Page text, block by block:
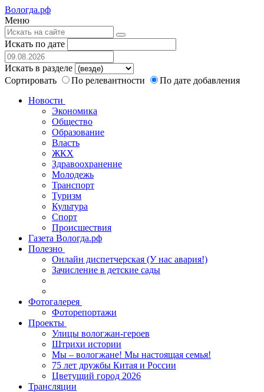
Вологда.рф
Меню
Искать по дате
Искать в разделе
Сортировать
По релевантности
По дате добавления
Новости
Экономика
Общество
Образование
Власть
ЖКХ
Здравоохранение
Молодежь
Транспорт
Туризм
Культура
Спорт
Происшествия
Газета Вологда.рф
Полезно
Онлайн диспетчерская (У нас авария!)
Зачисление в детские сады
Фотогалерея
Фоторепортажи
Проекты
Улицы вологжан-героев
Штрихи истории
Мы – вологжане! Мы настоящая семья!
75 лет дружбы Китая и России
Цветущий город 2026
Трансляции